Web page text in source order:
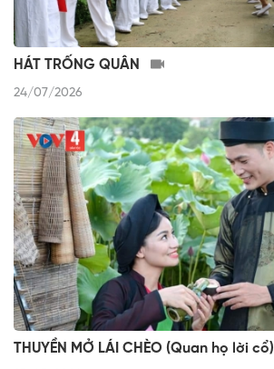
HÁT TRỐNG QUÂN
24/07/2026
THUYỀN MỞ LÁI CHÈO (Quan họ lời cổ)